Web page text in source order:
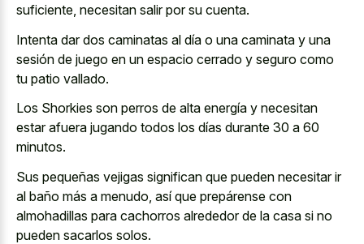
suficiente, necesitan salir por su cuenta.
Intenta dar dos caminatas al día o una caminata y una
sesión de juego en un espacio cerrado y seguro como
tu patio vallado.
Los Shorkies son perros de alta energía y necesitan
estar afuera jugando todos los días durante 30 a 60
minutos.
Sus pequeñas vejigas significan que pueden necesitar ir
al baño más a menudo, así que prepárense con
almohadillas para cachorros alrededor de la casa si no
pueden sacarlos solos.